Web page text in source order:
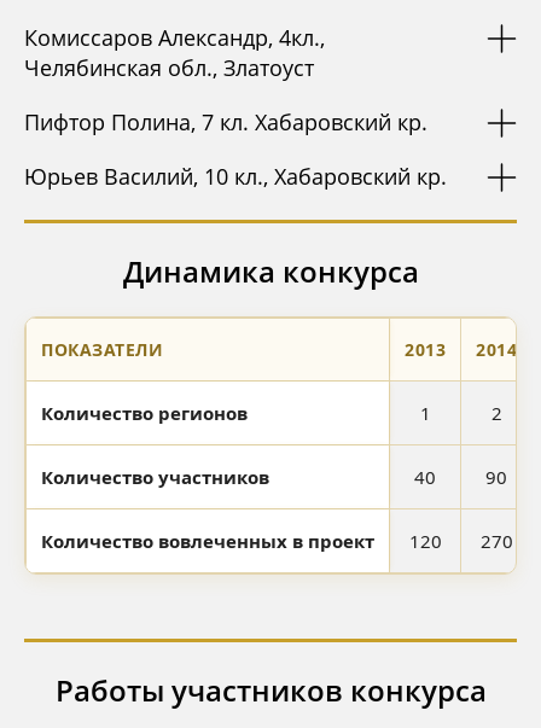
Комиссаров Александр, 4кл.,
Челябинская обл., Златоуст
Пифтор Полина, 7 кл. Хабаровский кр.
Юрьев Василий, 10 кл., Хабаровский кр.
Динамика конкурса
ПОКАЗАТЕЛИ 2013 2014
Количество регионов 1 2
Количество участников 40 90
Количество вовлеченных в проект 120 270
Работы участников конкурса